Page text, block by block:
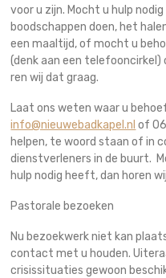
voor u zijn. Mocht u hulp
boodschappen doen, het
een maaltijd, of mocht u
(denk aan een telefooncirkel)
ren wij dat graag.
Laat ons weten waar u
info@nieuwebadkapel.nl of
helpen, te woord staan of in
dienstverleners in de buurt.
hulp nodig heeft, dan horen
Pastorale bezoeken
Nu bezoekwerk niet kan
contact met u houden.
crisissituaties gewoon